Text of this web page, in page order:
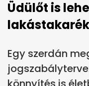
Üdülőt is
Egy szerdán